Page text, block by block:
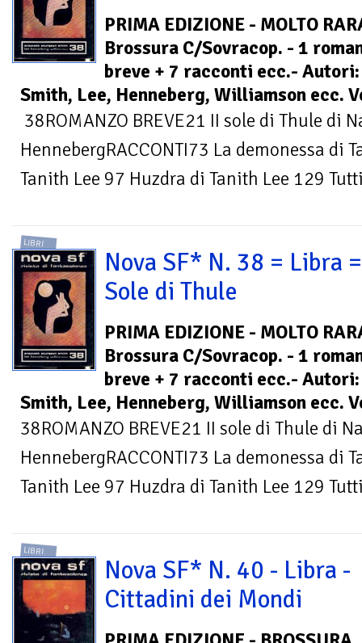
PRIMA EDIZIONE - MOLTO
Brossura C/Sovracop. - 1
breve + 7 racconti ecc.-
Smith, Lee, Henneberg, Williamson ecc.
38ROMANZO BREVE21 II sole di Thule di
HennebergRACCONTI73 La demonessa di
Tanith Lee 97 Huzdra di Tanith Lee 129
LIBRI
Nova SF* N. 38 = Libra
Sole di Thule
PRIMA EDIZIONE - MOLTO
Brossura C/Sovracop. - 1
breve + 7 racconti ecc.-
Smith, Lee, Henneberg, Williamson ecc.
38ROMANZO BREVE21 II sole di Thule di
HennebergRACCONTI73 La demonessa di
Tanith Lee 97 Huzdra di Tanith Lee 129
LIBRI
Nova SF* N. 40 - Libra -
Cittadini dei Mondi